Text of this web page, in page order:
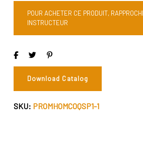
POUR ACHETER CE PRODUIT,
INSTRUCTEUR
Download Catalog
SKU: PROMHOMCOQSP1-1